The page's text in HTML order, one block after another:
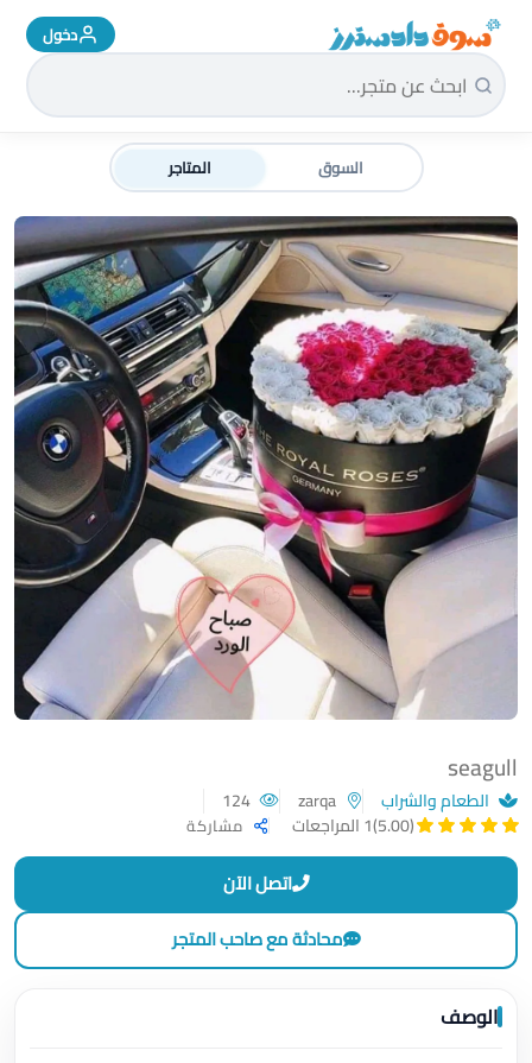
سوق دادسترز الرئيسية دخول
السوق المتاجر
seagull
الطعام والشراب
(5.00)
1 المراجعات مشاركة
اتصل الآن
محادثة مع صاحب المتجر
الوصف